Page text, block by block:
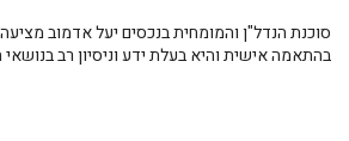
סוכנת הנדל"ן והמומחית בנכסים יעל אדמוב
בהתאמה אישית והיא בעלת ידע וניסיון רב בנושאי